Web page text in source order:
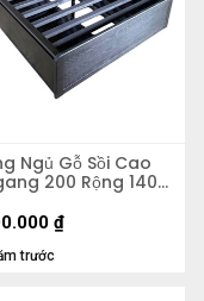
Ngủ Gỗ Sồi Cao
200 Rộng 140
trước
₫